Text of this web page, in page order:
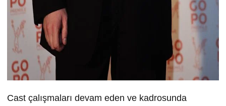
Cast çalışmaları devam eden ve kadrosunda